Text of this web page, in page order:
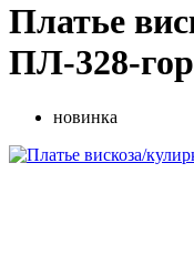
Платье
ПЛ-328-
новинка